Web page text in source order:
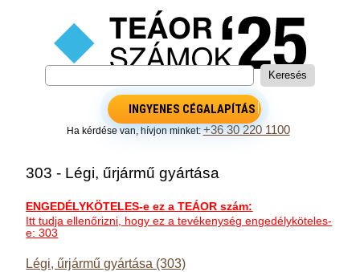
INGYENES CÉGALAPÍTÁS
Ha kérdése van, hívjon minket:+36 30 220 1100
303 - Légi, űrjármű gyártása
ENGEDÉLYKÖTELES-e ez a TEÁOR szám:
Itt tudja ellenőrizni, hogy ez a tevékenység engedélyköteles-
e: 303
Légi, űrjármű gyártása (303)